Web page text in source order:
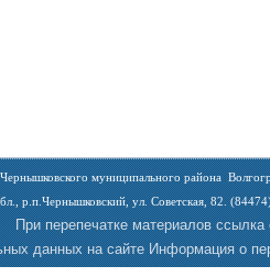
муниципального района
р.п.Чернышковский, ул. Советская, 82.
При перепечатке материалов ссылка
данных на сайте Информация о